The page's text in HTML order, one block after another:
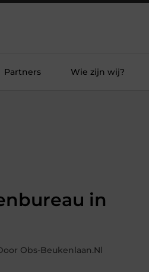
Partners Wie zijn wij?
in
Obs-Beukenlaan.nl